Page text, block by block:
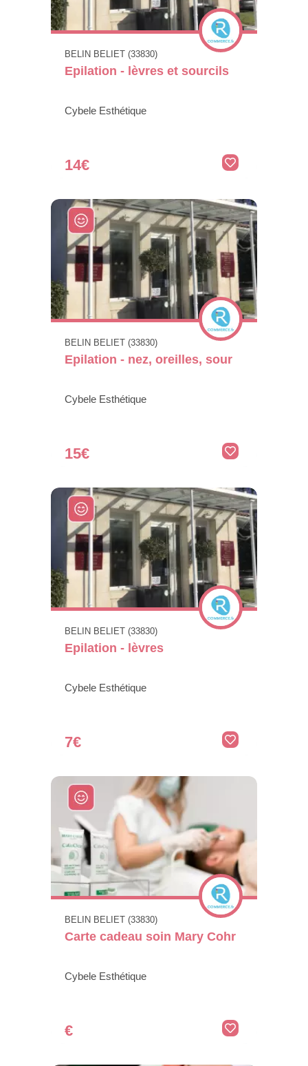
BELIN BELIET (33830)
Epilation - lèvres et sourcils
Cybele Esthétique
14€
BELIN BELIET (33830)
Epilation - nez, oreilles, sour
Cybele Esthétique
15€
BELIN BELIET (33830)
Epilation - lèvres
Cybele Esthétique
7€
BELIN BELIET (33830)
Carte cadeau soin Mary Cohr
Cybele Esthétique
€